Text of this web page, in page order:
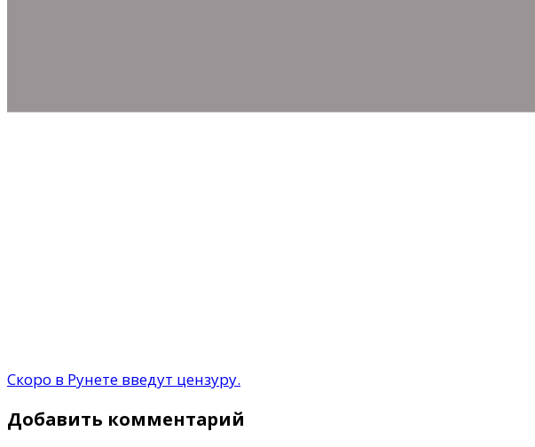
Скоро в Рунете введут цензуру.
Добавить комментарий